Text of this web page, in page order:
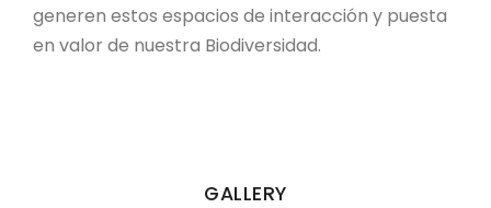
generen estos espacios de interacción y puesta
en valor de nuestra Biodiversidad.
GALLERY